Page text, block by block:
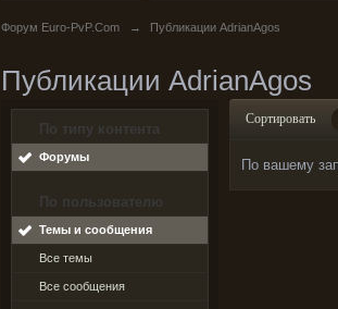
Форум Euro-PvP.Com → Публикации AdrianAgos
Публикации AdrianAgos
По типу контента
Форумы
По пользователю
Темы и сообщения
Все темы
Все сообщения
Сортировать
По вашему